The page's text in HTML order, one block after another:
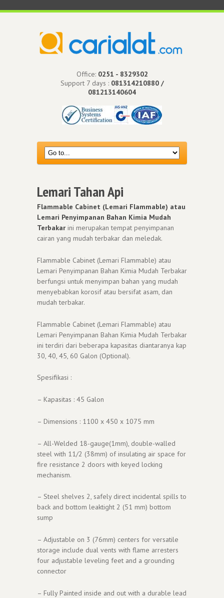
Office: 0251 - 8329302
Support 7 days : 081314210880 /
081213140604
Lemari Tahan Api
Flammable Cabinet (Lemari Flammable) atau
Lemari Penyimpanan Bahan Kimia Mudah
Terbakar ini merupakan tempat penyimpanan
cairan yang mudah terbakar dan meledak.
Flammable Cabinet (Lemari Flammable) atau
Lemari Penyimpanan Bahan Kimia Mudah Terbakar
berfungsi untuk menyimpan bahan yang mudah
menyebabkan korosif atau bersifat asam, dan
mudah terbakar.
Flammable Cabinet (Lemari Flammable) atau
Lemari Penyimpanan Bahan Kimia Mudah Terbakar
ini terdiri dari beberapa kapasitas diantaranya kap
30, 40, 45, 60 Galon (Optional).
Spesifikasi :
– Kapasitas : 45 Galon
– Dimensions : 1100 x 450 x 1075 mm
– All-Welded 18-gauge(1mm), double-walled
steel with 11/2 (38mm) of insulating air space for
fire resistance 2 doors with keyed locking
mechanism.
– Steel shelves 2, safely direct incidental spills to
back and bottom leaktight 2 (51 mm) bottom
sump
– Adjustable on 3 (76mm) centers for versatile
storage include dual vents with flame arresters
four adjustable leveling feet and a grounding
connector
– Fully Painted inside and out with a durable lead